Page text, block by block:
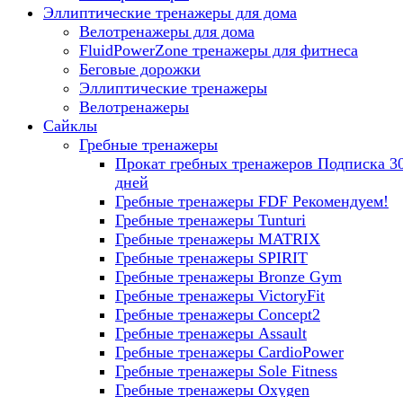
Эллиптические тренажеры для дома
Велотренажеры для дома
FluidPowerZone тренажеры для фитнеса
Беговые дорожки
Эллиптические тренажеры
Велотренажеры
Сайклы
Гребные тренажеры
Прокат гребных тренажеров Подписка
дней
Гребные тренажеры FDF Рекомендуем!
Гребные тренажеры Tunturi
Гребные тренажеры MATRIX
Гребные тренажеры SPIRIT
Гребные тренажеры Bronze Gym
Гребные тренажеры VictoryFit
Гребные тренажеры Concept2
Гребные тренажеры Assault
Гребные тренажеры CardioPower
Гребные тренажеры Sole Fitness
Гребные тренажеры Oxygen